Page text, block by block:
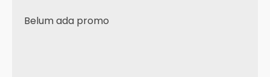
Belum ada promo